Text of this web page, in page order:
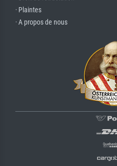
· Plaintes
· A propos de nous